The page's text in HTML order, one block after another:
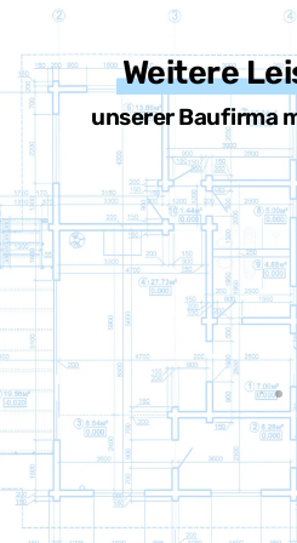
Weitere
unserer Baufirma
Ihre
den Trockenbau wird u.a.